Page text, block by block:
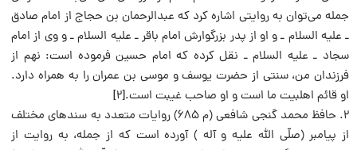
جمله می‌توان به روایتی اشاره کرد که عبدالرحمان بن حجاج از امام صادق
ـ علیه السلام ـ و او از پدر بزرگوارش امام باقر ـ علیه السلام ـ و وی از امام
سجاد ـ علیه السلام ـ نقل کرده که امام حسین فرموده است: نهم از
فرزندان من، سنتی از حضرت یوسف و موسی بن عمران را به همراه دارد.
او قائم اهلبیت ما است و او صاحب غیبت است.[۲]
۲. حافظ محمد گنجی شافعی (م ۶۸۵) روایات متعدد به سندهای مختلف
از پیامبر (صلّی الله علیه و آله ) آورده است که از جمله، به روایت از